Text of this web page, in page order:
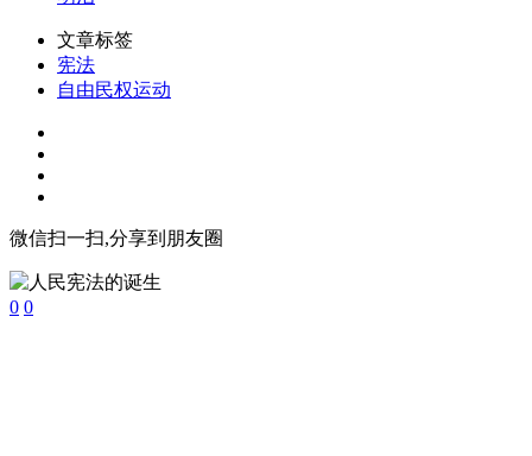
文章标签
宪法
自由民权运动
微信扫一扫,分享到朋友圈
0 0